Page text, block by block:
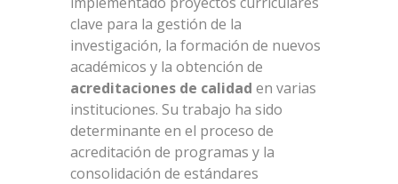
clave para la gestión de la
investigación, la formación de nuevos
académicos y la obtención de
acreditaciones de calidad en varias
instituciones. Su trabajo ha sido
determinante en el proceso de
acreditación de programas y la
consolidación de estándares